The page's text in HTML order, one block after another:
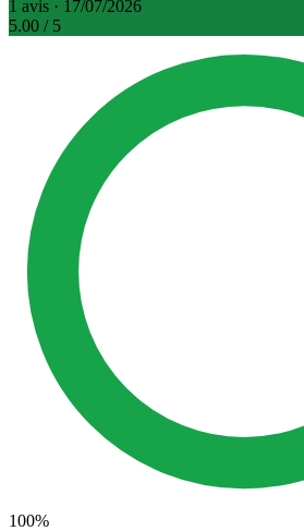
1 avis · 17/07/2026
5.00 / 5
100%